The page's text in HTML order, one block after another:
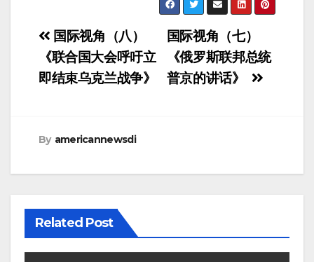
Post
navigation
国际视角（七）
《俄罗斯联邦总统
普京的讲话》
国际视角（八）
《联合国大会呼吁立
即结束乌克兰战争》
By americannewsdi
Related Post